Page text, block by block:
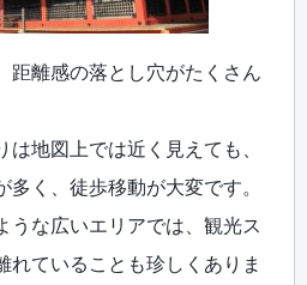
距離感の落とし穴がたくさん
地図上では近く見えても、
く、徒歩移動が大変です。
うな広いエリアでは、観光ス
れていることも珍しくありま